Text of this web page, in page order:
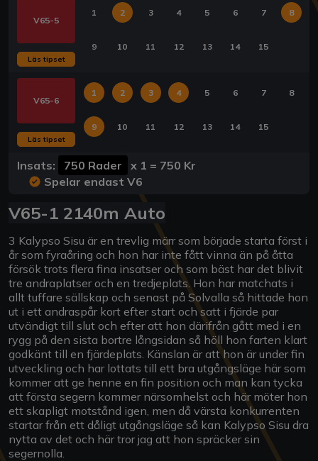
V65-5
Läs tipset
1 2 3 4 5 6 7 8
9 10 11 12 13 14 15
V65-6
Läs tipset
1 2 3 4 5 6 7 8
9 10 11 12 13 14 15
Insats: 750 Rader x 1 = 750 Kr
Spelar endast V6
V65-1 2140m Auto
3 Kalypso Sisu är en trevlig märr som började starta först i
år som fyraåring och hon har inte fått vinna än på åtta
försök trots flera fina insatser och som bäst har det blivit
tre andraplatser och en tredjeplats. Hon har matchats i
allt tuffare sällskap och senast på Solvalla så hittade hon
ut i ett andraspår kort efter start och satt i fjärde par
utvändigt till slut och efter att hon därifrån gått med i en
rygg på den sista bortre långsidan så höll hon farten klart
godkänt till en fjärdeplats. Känslan är att hon är under fin
utveckling och har lottats till ett bra utgångsläge här som
kommer att ge henne en fin position och man kan tycka
att första segern kommer närsomhelst och här möter hon
ett skapligt motstånd igen, men då värsta konkurrenten
startar från ett dåligt utgångsläge så kan Kalypso Sisu dra
nytta av det och här tror jag att hon spräcker sin
segernolla.